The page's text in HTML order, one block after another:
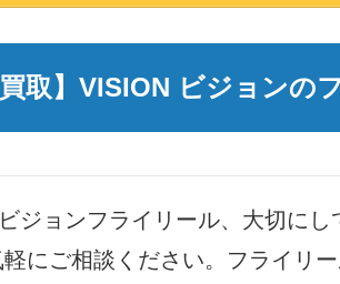
買取】VISION ビジョンの
ジョンフライリール、大切に
軽にご相談ください。フライリ